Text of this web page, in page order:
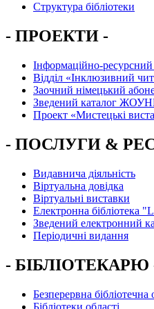
Структура бібліотеки
- ПРОЕКТИ -
Інформаційно-
Вiддiл «Інклюзивний
Заочний німецький
Зведений каталог ЖОУНБ
Проект «Мистецькі
- ПОСЛУГИ &
Видавнича діяльність
Віртуальна довідка
Віртуальні виставки
Електронна бібліотека
Зведений електронний
Періодичні видання
- БІБЛІОТЕКАРЮ
Безперервна бібліотечна
Бібліотеки області